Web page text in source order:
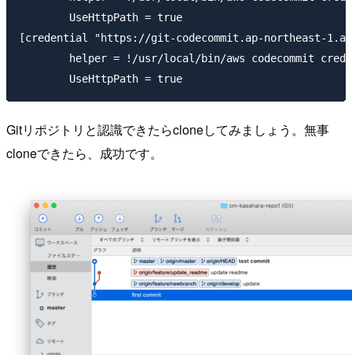
        UseHttpPath = true
[credential "https://git-codecommit.ap-northeast-
helper = !/usr/local/bin/aws codecommit
Gitリポジトリと認識できたらcloneしてみましょう。無事
cloneできたら、成功です。